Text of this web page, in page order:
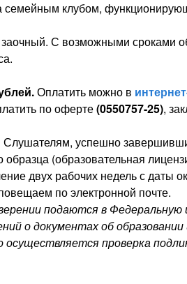
семейным клубом,
заочный. С возможными сроками
Оплатить можно в
по оферте(0550757-25),
Слушателям, успешно
образца (образовательная
двух рабочих недель с даты
по электронной почте.
подаются в
о документах об
осуществляется проверка